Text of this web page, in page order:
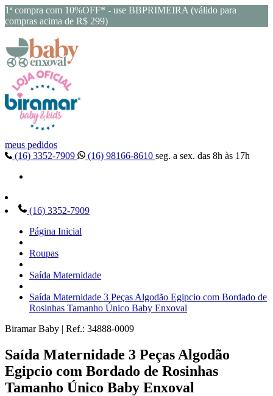
1ª compra com 10%OFF* - use BBPRIMEIRA (válido para
compras acima de R$ 299)
meus pedidos
(16) 3352-7909
(16) 98166-8610 seg. a sex. das 8h às 17h
(16) 3352-7909
Página Inicial
Roupas
Saída Maternidade
Saída Maternidade 3 Peças Algodão Egipcio com Bordado de
Rosinhas Tamanho Único Baby Enxoval
Biramar Baby | Ref.: 34888-0009
Saída Maternidade 3 Peças Algodão
Egipcio com Bordado de Rosinhas
Tamanho Único Baby Enxoval